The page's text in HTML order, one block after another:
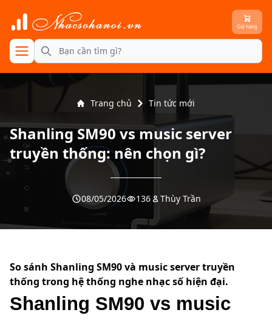
Search
Giỏ hàng
menu
Trang chủ Tin tức mới
Shanling SM90 vs music server
truyền thống: nên chọn gì?
08/05/2026 136 Thùy Trần
So sánh Shanling SM90 và music server truyền
thống trong hệ thống nghe nhạc số hiện đại.
Shanling SM90 vs music